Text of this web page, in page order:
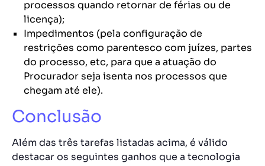
processos quando retornar de férias ou de
licença);
Impedimentos (pela configuração de
restrições como parentesco com juízes, partes
do processo, etc, para que a atuação do
Procurador seja isenta nos processos que
chegam até ele).
Conclusão
Além das três tarefas listadas acima, é válido
destacar os seguintes ganhos que a tecnologia